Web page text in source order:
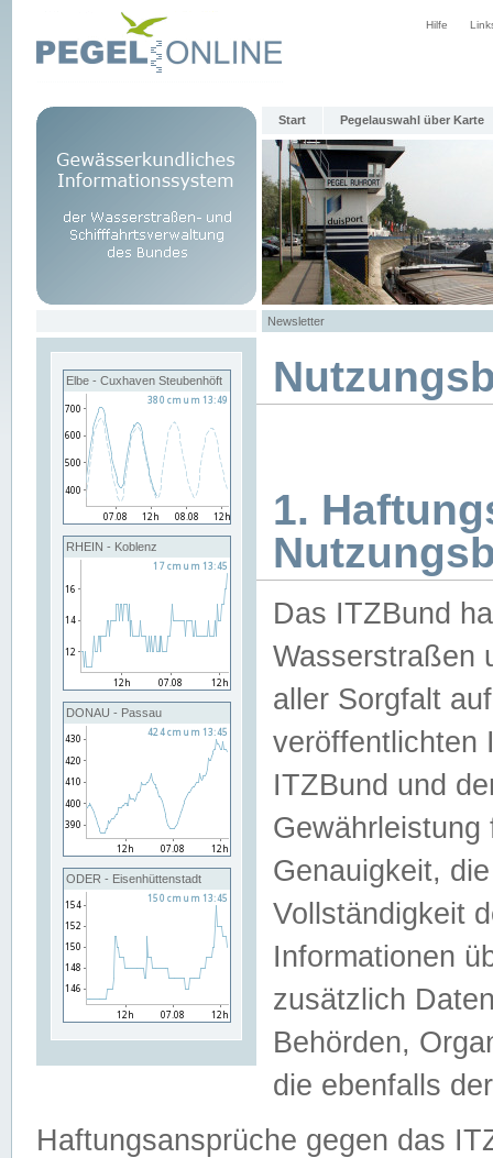
Hilfe
Start Pegelauswahl über Karte
Newsletter
Elbe - Cuxhaven Steubenhöft
RHEIN - Koblenz
DONAU - Passau
ODER - Eisenhüttenstadt
1.
Das ITZBund
Wasserstraßen
aller Sorgfalt
veröffentlichten
ITZBund und
Genauigkeit,
Vollständigkeit
Informationen
zusätzlich
Behörden,
die ebenfalls
Haftungsansprüche gegen das